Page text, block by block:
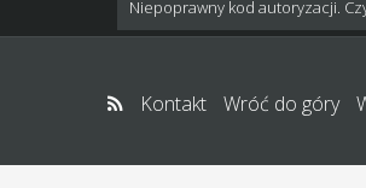
Niepoprawny kod autoryzacji.
Kontakt Wróć do góry